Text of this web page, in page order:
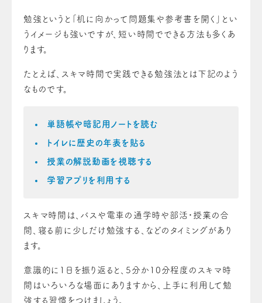
勉強というと「机に向かって問題集や参考書を開く」とい
うイメージも強いですが、短い時間でできる方法も多くあ
ります。
たとえば、スキマ時間で実践できる勉強法とは下記のよう
なものです。
単語帳や暗記用ノートを読む
トイレに歴史の年表を貼る
授業の解説動画を視聴する
学習アプリを利用する
スキマ時間は、バスや電車の通学時や部活・授業の合
間、寝る前に少しだけ勉強する、などのタイミングがあり
ます。
意識的に1日を振り返ると、5分か10分程度のスキマ時
間はいろいろな場面にありますから、上手に利用して勉
強する習慣をつけましょう。